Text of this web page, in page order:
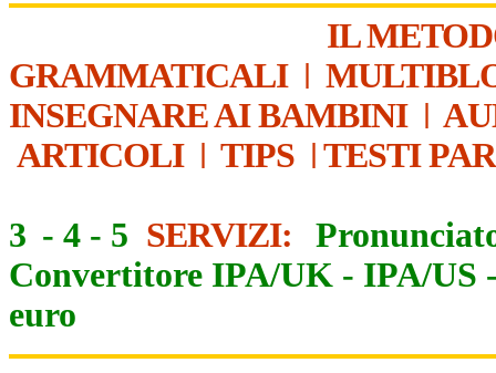
IL
GRAMMATICALI|
INSEGNARE AI BAMBINI|
ARTICOLI| TIPS | TESTI
3 - 4 - 5 SERVIZI:
Convertitore IPA/UK - IPA/US
euro